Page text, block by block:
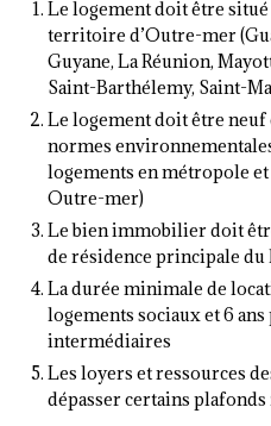
Le logement doit être
territoire d’Outre-mer
Guyane, La Réunion,
Saint-Barthélemy, Saint-
Le logement doit être neuf
normes
logements en métropole
Outre-mer)
Le bien immobilier doit
de résidence principale du
La durée minimale de
logements sociaux et 6
intermédiaires
Les loyers et ressources
dépasser certains